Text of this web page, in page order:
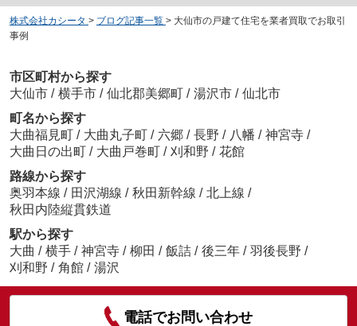
株式会社カシータ > ブログ記事一覧 > 大仙市の戸建て住宅を業者買取でお取引
事例
市区町村から探す
大仙市 / 横手市 / 仙北郡美郷町 / 湯沢市 / 仙北市
町名から探す
大曲福見町 / 大曲丸子町 / 六郷 / 長野 / 八幡 / 神宮寺 /
大曲日の出町 / 大曲戸巻町 / 刈和野 / 花館
路線から探す
奥羽本線 / 田沢湖線 / 秋田新幹線 / 北上線 /
秋田内陸縦貫鉄道
駅から探す
大曲 / 横手 / 神宮寺 / 柳田 / 飯詰 / 後三年 / 羽後長野 /
刈和野 / 角館 / 湯沢
電話でお問い合わせ